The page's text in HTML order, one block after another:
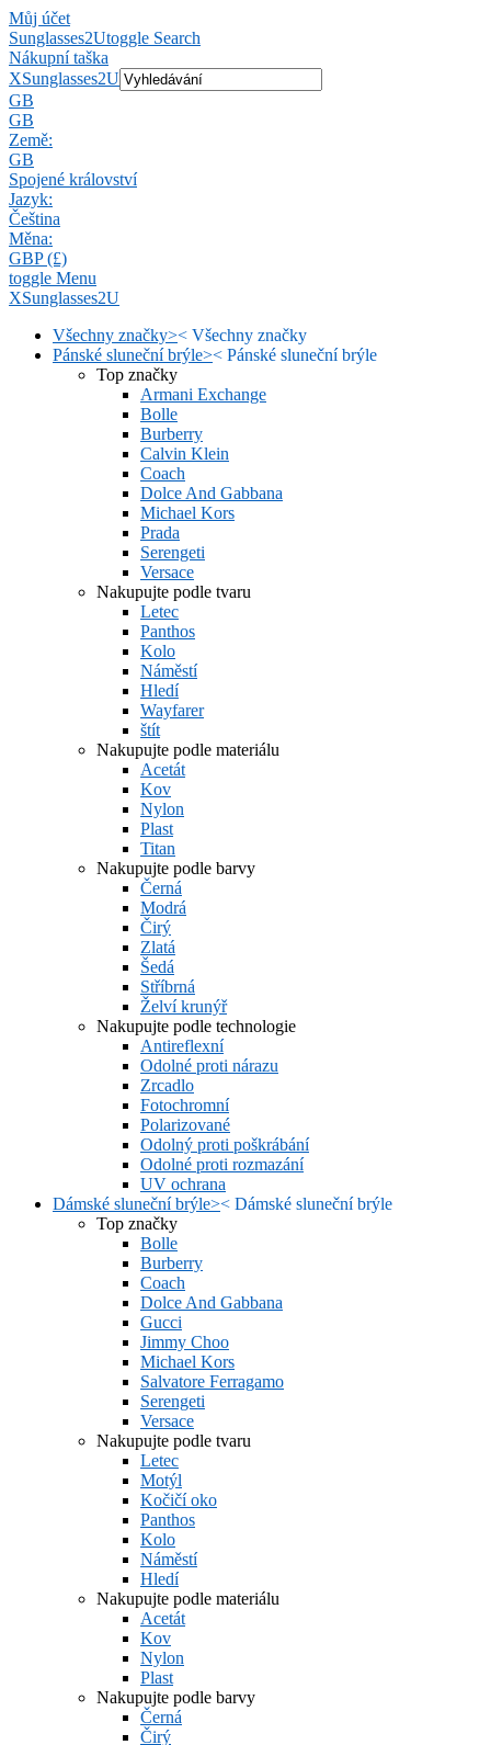
Můj účet
Sunglasses2Utoggle Search
Nákupní taška
XSunglasses2U
GB
GB
Země:
GB
Spojené království
Jazyk:
Čeština
Měna:
GBP (£)
toggle Menu
XSunglasses2U
Všechny značky>< Všechny značky
Pánské sluneční brýle>< Pánské sluneční brýle
Top značky
Armani Exchange
Bolle
Burberry
Calvin Klein
Coach
Dolce And Gabbana
Michael Kors
Prada
Serengeti
Versace
Nakupujte podle tvaru
Letec
Panthos
Kolo
Náměstí
Hledí
Wayfarer
štít
Nakupujte podle materiálu
Acetát
Kov
Nylon
Plast
Titan
Nakupujte podle barvy
Černá
Modrá
Čirý
Zlatá
Šedá
Stříbrná
Želví krunýř
Nakupujte podle technologie
Antireflexní
Odolné proti nárazu
Zrcadlo
Fotochromní
Polarizované
Odolný proti poškrábání
Odolné proti rozmazání
UV ochrana
Dámské sluneční brýle>< Dámské sluneční brýle
Top značky
Bolle
Burberry
Coach
Dolce And Gabbana
Gucci
Jimmy Choo
Michael Kors
Salvatore Ferragamo
Serengeti
Versace
Nakupujte podle tvaru
Letec
Motýl
Kočičí oko
Panthos
Kolo
Náměstí
Hledí
Nakupujte podle materiálu
Acetát
Kov
Nylon
Plast
Nakupujte podle barvy
Černá
Čirý